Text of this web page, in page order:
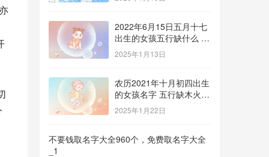
2022年6月15日五月十七
出生的女孩五行缺什么 补
金的名字推荐
2025年1月13日
农历2021年十月初四出生
的女孩名字 五行缺木火八
字免费取名
2025年1月22日
不要钱取名字大全960个，免费取名字大全
_1